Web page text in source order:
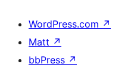
WordPress.com ↗
Matt ↗
bbPress ↗